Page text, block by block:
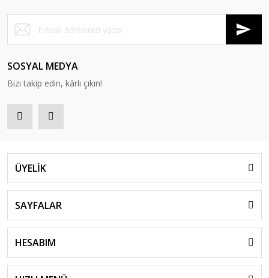
SOSYAL MEDYA
Bizi takip edin, kârlı çıkın!
ÜYELİK
SAYFALAR
HESABIM